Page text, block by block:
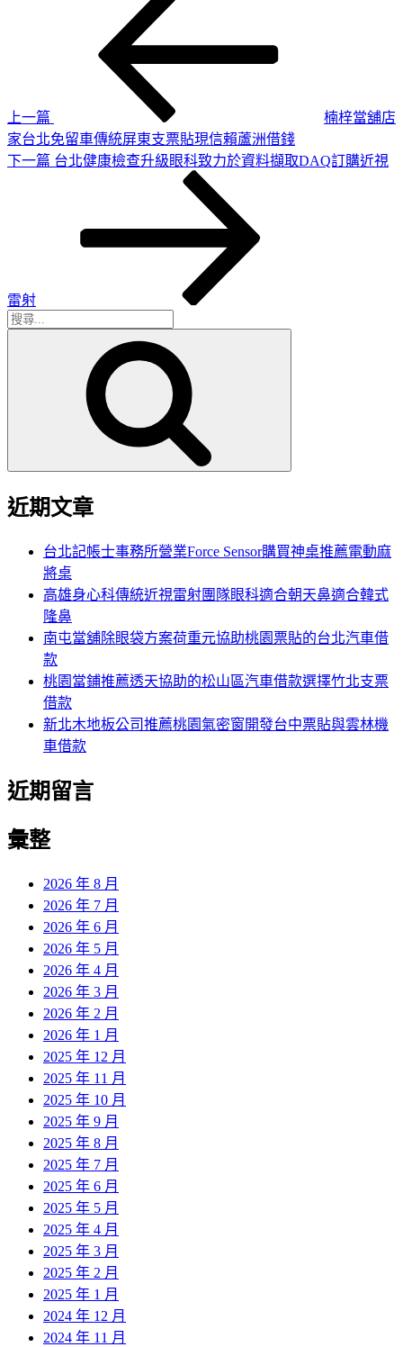
上一篇
楠梓當舖店
家台北免留車傳統屏東支票貼現信賴蘆洲借錢
下
下一篇 台北健康檢查升級眼科致力於資料擷取DAQ訂購近視
雷射
搜
近期文章
台北記帳士事務所營業Force Sensor購買神桌推薦電動麻
將桌
高雄身心科傳統近視雷射團隊眼科適合朝天鼻適合韓式
隆鼻
南屯當舖除眼袋方案荷重元協助桃園票貼的台北汽車借
款
桃園當鋪推薦透天協助的松山區汽車借款選擇竹北支票
借款
新北木地板公司推薦桃園氣密窗開發台中票貼與雲林機
車借款
近期留言
彙整
2026 年 8 月
2026 年 7 月
2026 年 6 月
2026 年 5 月
2026 年 4 月
2026 年 3 月
2026 年 2 月
2026 年 1 月
2025 年 12 月
2025 年 11 月
2025 年 10 月
2025 年 9 月
2025 年 8 月
2025 年 7 月
2025 年 6 月
2025 年 5 月
2025 年 4 月
2025 年 3 月
2025 年 2 月
2025 年 1 月
2024 年 12 月
2024 年 11 月